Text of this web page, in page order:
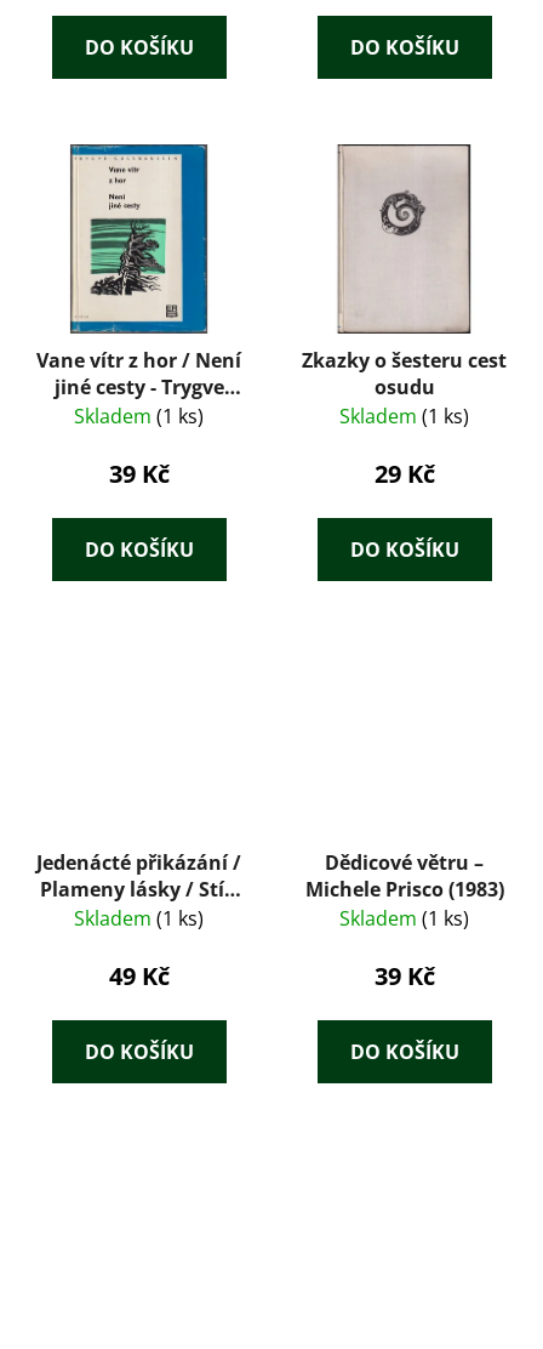
DO KOŠÍKU DO KOŠÍKU
Vane vítr z hor / Není
jiné cesty - Trygve
Gulbranssen
Skladem (1 ks)
39 Kč
DO KOŠÍKU
Zkazky o šesteru cest
osudu
Skladem (1 ks)
29 Kč
DO KOŠÍKU
Jedenácté přikázání /
Plameny lásky / Stín
v písčinách / Dělej, že
Skladem (1 ks)
49 Kč
DO KOŠÍKU
Dědicové větru –
Michele Prisco (1983)
Skladem (1 ks)
39 Kč
DO KOŠÍKU